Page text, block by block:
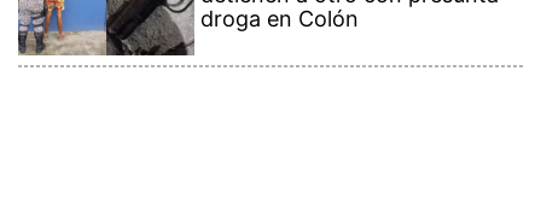
droga en Colón